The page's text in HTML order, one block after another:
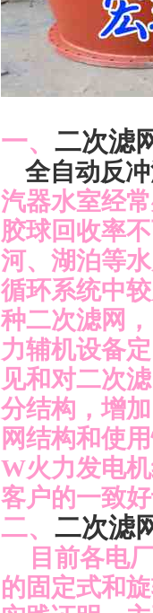
一、 二次滤
全自动反
汽器水室经
胶球回收率
河、湖泊等
循环系统中
种二次滤网
力辅机设备
见和对二次
分结构，增
网结构和使
W火力发电
客户的一致
二、 二次滤
目前各电
的固定式和